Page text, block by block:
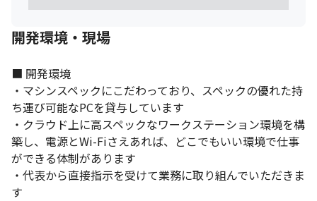
開発環境・現場
■ 開発環境
・マシンスペックにこだわっており、スペックの優れた持
ち運び可能なPCを貸与しています
・クラウド上に高スペックなワークステーション環境を構
築し、電源とWi-Fiさえあれば、どこでもいい環境で仕事
ができる体制があります
・代表から直接指示を受けて業務に取り組んでいただきま
す